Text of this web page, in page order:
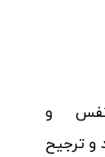
و
و ترجیح